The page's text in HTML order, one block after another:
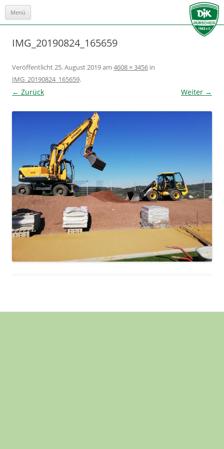
Menü
Zum
IMG_20190824_165659
Veröffentlicht25. August 2019am 4608 × 3456 in
IMG_20190824_165659.
← Zurück Weiter →